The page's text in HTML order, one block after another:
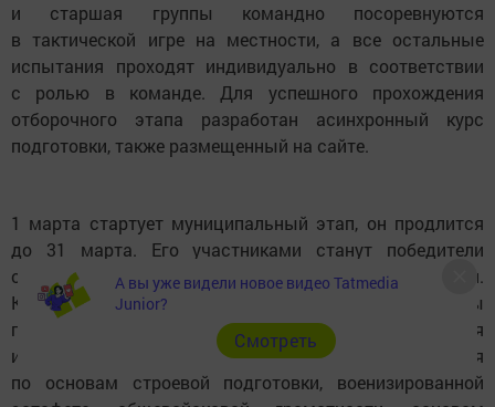
и старшая группы командно посоревнуются
в тактической игре на местности, а все остальные
испытания проходят индивидуально в соответствии
с ролью в команде. Для успешного прохождения
отборочного этапа разработан асинхронный курс
подготовки, также размещенный на сайте.
1 марта стартует муниципальный этап, он продлится
до 31 марта. Его участниками станут победители
отборочного этапа всех четырех возрастных категорий.
К общеотрядным состязаниям младшей группы
прибавится конкурс «Приветствие отряда». Средняя
и старшие категории командно пройдут испытания
по основам строевой подготовки, военизированной
А вы уже видели новое видео Tatmedia
Junior?
Cмотреть